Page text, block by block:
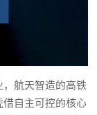
，航天智造的高铁
借自主可控的核心